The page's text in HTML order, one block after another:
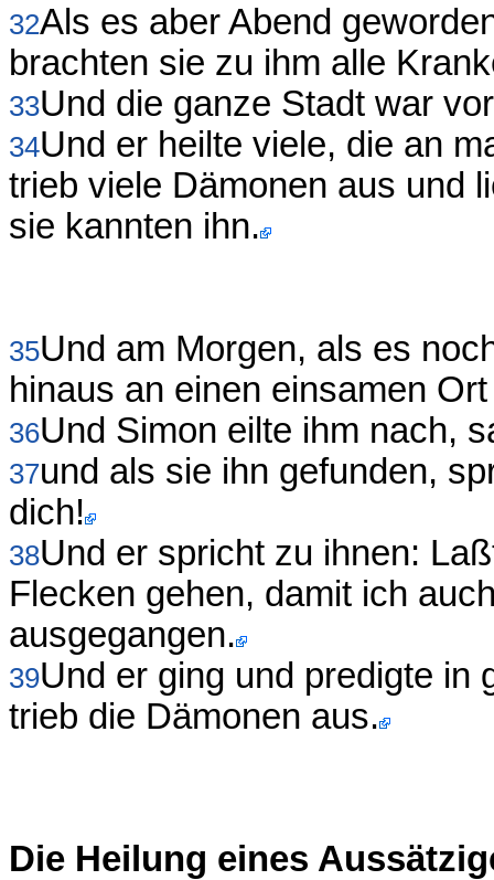
32Als es aber Abend
brachten sie zu ihm alle
33Und die ganze Stadt war
34Und er heilte viele, die an
trieb viele Dämonen aus und
sie kannten ihn.
35Und am Morgen, als es
hinaus an einen einsamen
36Und Simon eilte ihm nach,
37und als sie ihn gefunden,
dich!
38Und er spricht zu ihnen:
Flecken gehen, damit ich
ausgegangen.
39Und er ging und predigte in
trieb die Dämonen aus.
Die Heilung eines